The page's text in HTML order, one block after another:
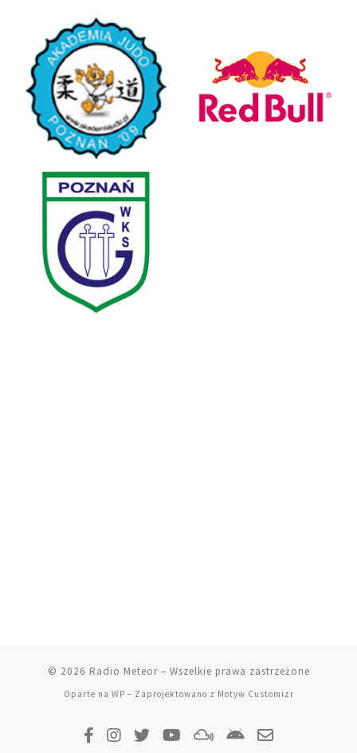
© 2026 Radio Meteor– Wszelkie prawa zastrzeżone
Oparte na WP – Zaprojektowano z Motyw Customizr